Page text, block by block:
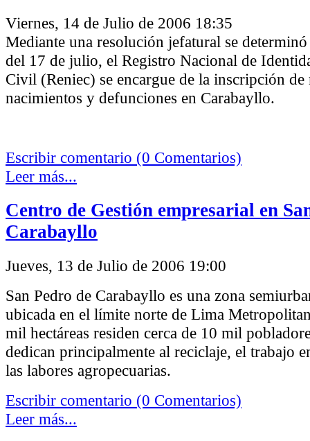
Viernes, 14 de Julio de 2006 18:35
Mediante una resolución jefatural se
del 17 de julio, el Registro Nacional de
Civil (Reniec) se encargue de la inscripción
nacimientos y defunciones en Carabayllo.
Escribir comentario (0 Comentarios)
Leer más...
Centro de Gestión empresarial en
Carabayllo
Jueves, 13 de Julio de 2006 19:00
San Pedro de Carabayllo es una zona
ubicada en el límite norte de Lima
mil hectáreas residen cerca de 10 mil
dedican principalmente al reciclaje, el trabajo
las labores agropecuarias.
Escribir comentario (0 Comentarios)
Leer más...